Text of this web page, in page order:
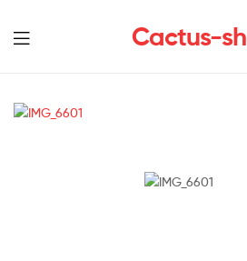
Cactus-
Menu